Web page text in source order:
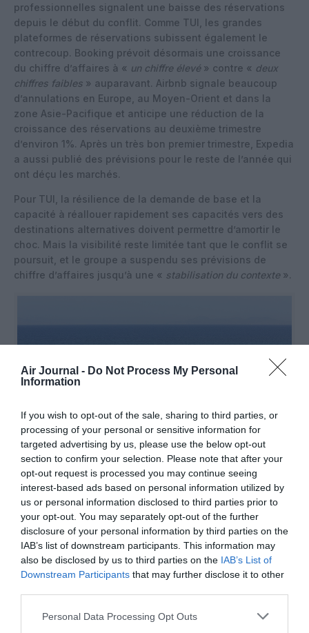
Air Journal - Do Not Process My Personal
Information
If you wish to opt-out of the sale, sharing to third parties, or
processing of your personal or sensitive information for
targeted advertising by us, please use the below opt-out
section to confirm your selection. Please note that after your
opt-out request is processed you may continue seeing
interest-based ads based on personal information utilized by
us or personal information disclosed to third parties prior to
your opt-out. You may separately opt-out of the further
disclosure of your personal information by third parties on the
IAB’s list of downstream participants. This information may
also be disclosed by us to third parties on the IAB’s List of
Downstream Participants that may further disclose it to other
Personal Data Processing Opt Outs
professionnelles signalent une baisse des réservations
depuis le début du conflit. Comme TUI, les grandes
plateformes de réservations subissent également le
contrecoup. Booking prévoit désormais une croissance
du chiffre d’affaires à « un chiffre élevé » contre « deux
chiffres faibles » auparavant. Airbnb signale beaucoup
d’annulations en Europe, au Moyen-Orient et dans la
zone Asie-Pacifique et anticipe une réduction de la
croissance des réservations au deuxième trimestre
d’environ 1%. Après un très bon premier trimestre, Expedia
a aussi publié des prévisions pour le reste de l’année qui
ont déçu les marchés.
Pour TUI, la résilience de la demande de base et la
capacité à réallouer rapidement ses capacités vers des
destinations alternatives doivent permettre d’amortir le
choc. Mais la visibilité reste limitée tant que le conflit se
poursuit, et le groupe a suspendu ses prévisions de
chiffre d’affaires jusqu’à une « stabilisation du contexte ».
Rhodes, Grèce ©TUI France
Vous avez apprécié l’article ?
Soutenez-nous, faites un don !
NOUS SOUTENIR